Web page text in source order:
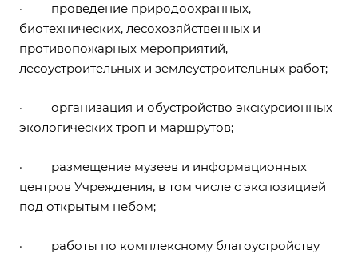
· проведение природоохранных,
биотехнических, лесохозяйственных и
противопожарных мероприятий,
лесоустроительных и землеустроительных работ;
· организация и обустройство экскурсионных
экологических троп и маршрутов;
· размещение музеев и информационных
центров Учреждения, в том числе с экспозицией
под открытым небом;
· работы по комплексному благоустройству